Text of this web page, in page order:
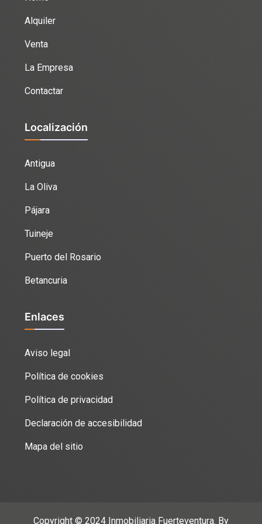
Alquiler
Venta
La Empresa
Contactar
Localización
Antigua
La Oliva
Pájara
Tuineje
Puerto del Rosario
Betancuria
Enlaces
Aviso legal
Política de cookies
Política de privacidad
Declaración de accesibilidad
Mapa del sitio
Copyright © 2024 Inmobiliaria Fuerteventura. By